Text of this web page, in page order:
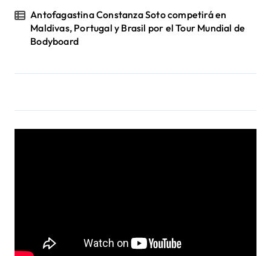
Antofagastina Constanza Soto competirá en
Maldivas, Portugal y Brasil por el Tour Mundial de
Bodyboard